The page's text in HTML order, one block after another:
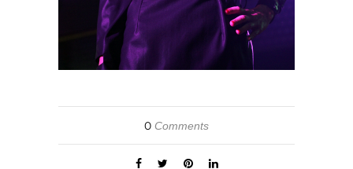
0 Comments